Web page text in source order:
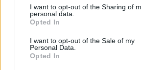
not limited to your visit or usage
grant or deny consent to Google and its
use your data for below specified
consent section.
I want to opt-out of the Sharing of
personal data.
Opted In
I want to opt-out of the Sale of my
Personal Data.
Opted In
mindig pátosztól mentesek.
értelmű játéka a hazai színészet
Lexikon.